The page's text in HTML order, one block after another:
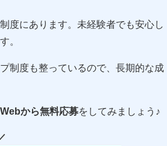
度にあります。未経験者でも安心し
。
制度も整っているので、長期的な成
Webから無料応募をしてみましょう♪